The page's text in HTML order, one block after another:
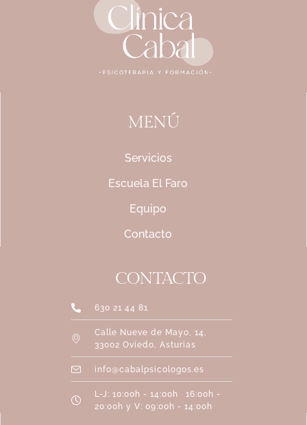
MENÚ
Servicios
Escuela El Faro
Equipo
Contacto
CONTACTO
630 21 44 81
Calle Nueve de Mayo, 14,
33002 Oviedo, Asturias
info@cabalpsicologos.es
L-J: 10:00h - 14:00h · 16:00h -
20:00h y V: 09:00h - 14:00h